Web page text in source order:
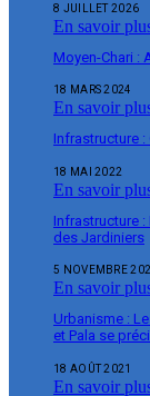
8 JUILLET 2026
En savoir
Moyen-Chari :
18 MARS 2024
En savoir
Infrastructure
18 MAI 2022
En savoir
Infrastructure :
des Jardiniers
5 NOVEMBRE
En savoir
Urbanisme :
et Pala se
18 AOÛT 2021
En savoir